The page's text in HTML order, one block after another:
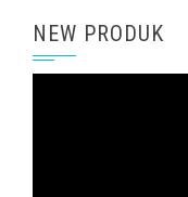
NEW PRODUK